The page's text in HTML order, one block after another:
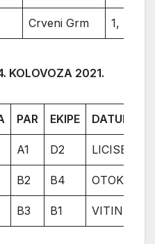
Crveni Grm 1,
KOLOVOZA 2021.
PAR EKIPE DATUM/
A1 D2 LICISE/C.G.
B2 B4 OTOK
B3 B1 VITINA